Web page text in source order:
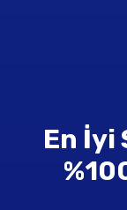
En İyi